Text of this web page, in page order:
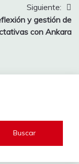
Siguiente:
y gestión de
con Ankara